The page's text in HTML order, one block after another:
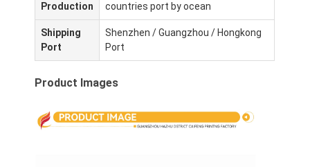
Production
countries port by ocean
Shipping
Port
Shenzhen / Guangzhou / Hongkong
Port
Product Images